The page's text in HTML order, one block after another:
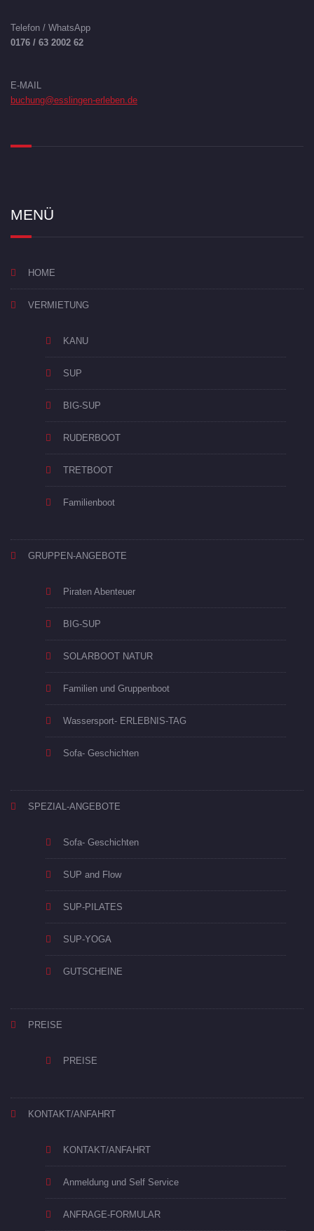
Telefon / WhatsApp
0176 / 63 2002 62
E-MAIL
buchung@esslingen-erleben.de
MENÜ
HOME
VERMIETUNG
KANU
SUP
BIG-SUP
RUDERBOOT
TRETBOOT
Familienboot
GRUPPEN-ANGEBOTE
Piraten Abenteuer
BIG-SUP
SOLARBOOT NATUR
Familien und Gruppenboot
Wassersport- ERLEBNIS-TAG
Sofa- Geschichten
SPEZIAL-ANGEBOTE
Sofa- Geschichten
SUP and Flow
SUP-PILATES
SUP-YOGA
GUTSCHEINE
PREISE
PREISE
KONTAKT/ANFAHRT
KONTAKT/ANFAHRT
Anmeldung und Self Service
ANFRAGE-FORMULAR